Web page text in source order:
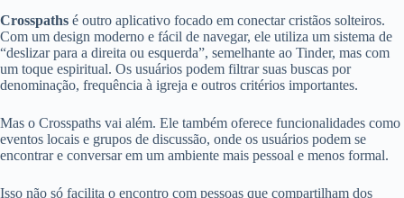
Crosspaths é outro aplicativo focado em conectar cristãos solteiros.
Com um design moderno e fácil de navegar, ele utiliza um sistema de
“deslizar para a direita ou esquerda”, semelhante ao Tinder, mas com
um toque espiritual. Os usuários podem filtrar suas buscas por
denominação, frequência à igreja e outros critérios importantes.
Mas o Crosspaths vai além. Ele também oferece funcionalidades como
eventos locais e grupos de discussão, onde os usuários podem se
encontrar e conversar em um ambiente mais pessoal e menos formal.
Isso não só facilita o encontro com pessoas que compartilham dos